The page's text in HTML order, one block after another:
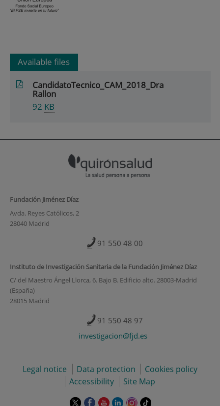
Available files
CandidatoTecnico_CAM_2018_Dra
Rallon
92 KB
Fundación Jiménez Díaz
Avda. Reyes Católicos, 2
28040 Madrid
91 550 48 00
Instituto de Investigación Sanitaria de la Fundación Jiménez Díaz
C/ del Maestro Ángel Llorca, 6. Bajo B. Edificio alto. 28003-Madrid
(España)
28015 Madrid
91 550 48 97
investigacion@fjd.es
Legal notice Data protection
Cookies policy
Accessibility
Site Map
This This This This This Link